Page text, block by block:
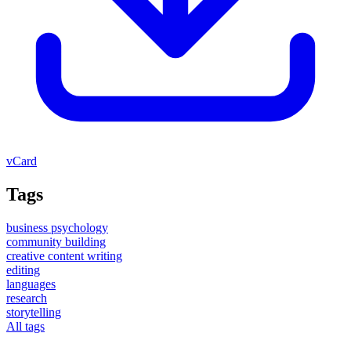
vCard
Tags
business psychology
community building
creative content writing
editing
languages
research
storytelling
All tags